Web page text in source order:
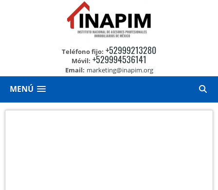
Teléfono fijo: +52999213280
Móvil: +529994536141
Email: marketing@inapim.org
MENÚ